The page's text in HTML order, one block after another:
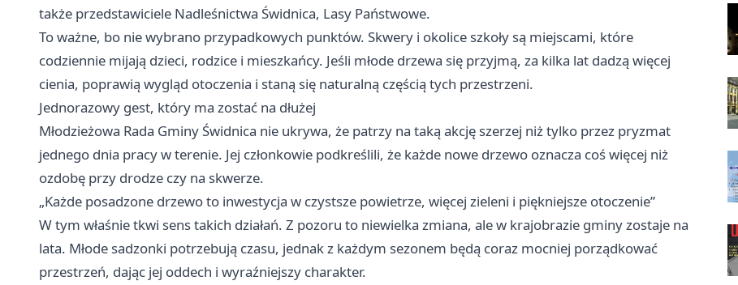
także przedstawiciele Nadleśnictwa Świdnica, Lasy Państwowe.
To ważne, bo nie wybrano przypadkowych punktów. Skwery i okolice szkoły są miejscami, które
codziennie mijają dzieci, rodzice i mieszkańcy. Jeśli młode drzewa się przyjmą, za kilka lat dadzą więcej
cienia, poprawią wygląd otoczenia i staną się naturalną częścią tych przestrzeni.
Jednorazowy gest, który ma zostać na dłużej
Młodzieżowa Rada Gminy Świdnica nie ukrywa, że patrzy na taką akcję szerzej niż tylko przez pryzmat
jednego dnia pracy w terenie. Jej członkowie podkreślili, że każde nowe drzewo oznacza coś więcej niż
ozdobę przy drodze czy na skwerze.
„Każde posadzone drzewo to inwestycja w czystsze powietrze, więcej zieleni i piękniejsze otoczenie”
W tym właśnie tkwi sens takich działań. Z pozoru to niewielka zmiana, ale w krajobrazie gminy zostaje na
lata. Młode sadzonki potrzebują czasu, jednak z każdym sezonem będą coraz mocniej porządkować
przestrzeń, dając jej oddech i wyraźniejszy charakter.